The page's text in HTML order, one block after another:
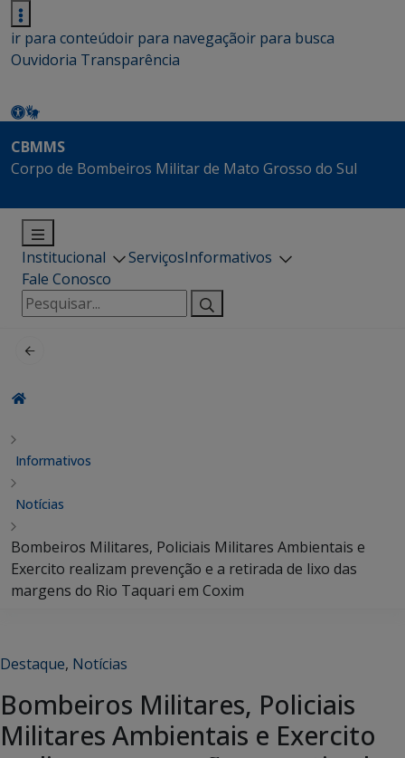
ir para conteúdoir para navegaçãoir para busca
Ouvidoria Transparência
CBMMS
Corpo de Bombeiros Militar de Mato Grosso do Sul
Institucional ServiçosInformativos
Fale Conosco
Pesquisar
por:
Informativos
Notícias
Bombeiros Militares, Policiais Militares Ambientais e
Exercito realizam prevenção e a retirada de lixo das
margens do Rio Taquari em Coxim
Destaque, Notícias
Bombeiros Militares, Policiais
Militares Ambientais e Exercito